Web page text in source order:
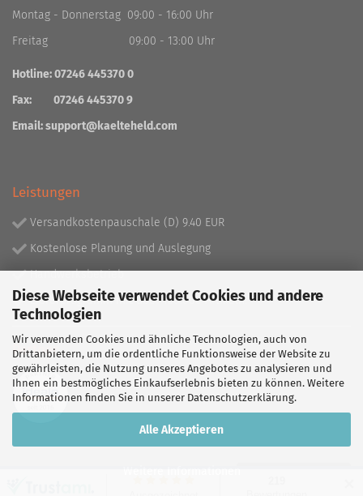
Diese Webseite verwendet Cookies und andere
Technologien
Wir verwenden Cookies und ähnliche Technologien, auch von
Drittanbietern, um die ordentliche Funktionsweise der Website zu
gewährleisten, die Nutzung unseres Angebotes zu analysieren und
Ihnen ein bestmögliches Einkaufserlebnis bieten zu können. Weitere
Informationen finden Sie in unserer Datenschutzerklärung.
Alle Akzeptieren
Montag - Donnerstag 09:00 - 16:00 Uhr
Freitag 09:00 - 13:00 Uhr
Hotline: 07246 445370 0
Fax: 07246 445370 9
Email:support@kaelteheld.com
Leistungen
Versandkostenpauschale (D) 9.40 EUR
Kostenlose Planung und Auslegung
Handwerksbetrieb
Lieferprogramm mit über 130.000 Artikeln!
Partner